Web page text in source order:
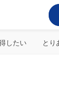
したい とり